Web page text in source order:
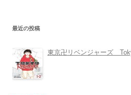
最近の投稿
東京卍リベンジャーズ